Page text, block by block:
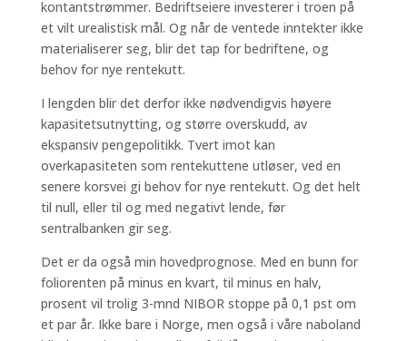
kontantstrømmer. Bedriftseiere investerer i troen på
et vilt urealistisk mål. Og når de ventede inntekter ikke
materialiserer seg, blir det tap for bedriftene, og
behov for nye rentekutt.
I lengden blir det derfor ikke nødvendigvis høyere
kapasitetsutnytting, og større overskudd, av
ekspansiv pengepolitikk. Tvert imot kan
overkapasiteten som rentekuttene utløser, ved en
senere korsvei gi behov for nye rentekutt. Og det helt
til null, eller til og med negativt lende, før
sentralbanken gir seg.
Det er da også min hovedprognose. Med en bunn for
foliorenten på minus en kvart, til minus en halv,
prosent vil trolig 3-mnd NIBOR stoppe på 0,1 pst om
et par år. Ikke bare i Norge, men også i våre naboland